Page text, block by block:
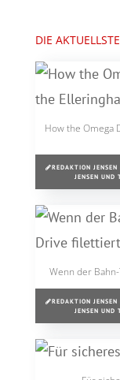
DIE
How the Omega
REDAKTION
JENSEN UND
Wenn der
REDAKTION
JENSEN UND